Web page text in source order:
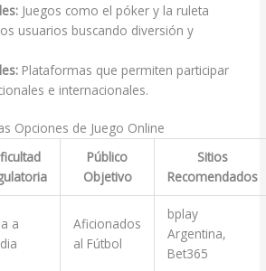
Juegos como el póker y la ruleta
usuarios buscando diversión y
Plataformas que permiten participar
e internacionales.
Opciones de Juego Online
Público
Objetivo
Sitios
Recomendados
a
Aficionados
al Fútbol
bplay
Argentina,
Bet365